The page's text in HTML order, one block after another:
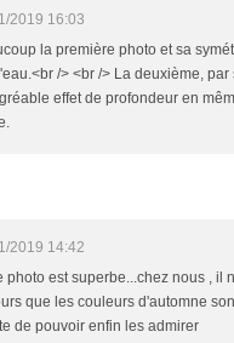
2019 16:03
la première photo et sa
/> <br /> La deuxième,
effet de profondeur en
2019 14:42
photo est superbe...chez nous , il
que les couleurs d'automne
de pouvoir enfin les admirer